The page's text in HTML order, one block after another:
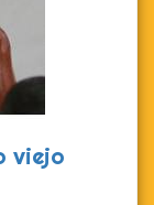
viejo